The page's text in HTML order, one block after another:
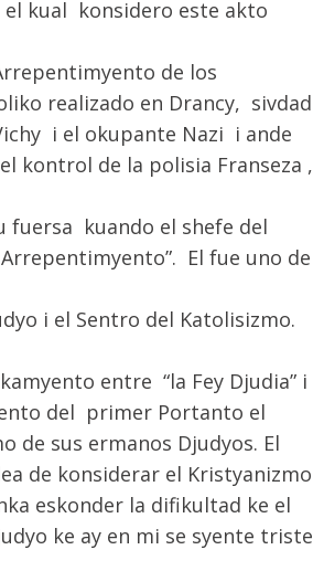
el kual konsidero este akto
de los
realizado en Drancy, sivdad
i el okupante Nazi i ande
kontrol de la polisia Franseza ,
fuersa kuando el shefe del
El fue uno de
i el Sentro del Katolisizmo.
entre “la Fey Djudia” i
del primer Portanto el
de sus ermanos Djudyos. El
de konsiderar el Kristyanizmo
eskonder la difikultad ke el
ke ay en mi se syente triste